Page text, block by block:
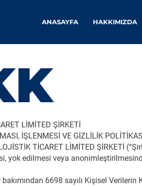
ANASAYFA HAKKIMIZDA
LİMİTED ŞİRKETİ
İŞLENMESİ VE GİZLİLİK
TİCARET LİMİTED ŞİRKETİ
yok edilmesi veya
6698 sayılı Kişisel Verilerin